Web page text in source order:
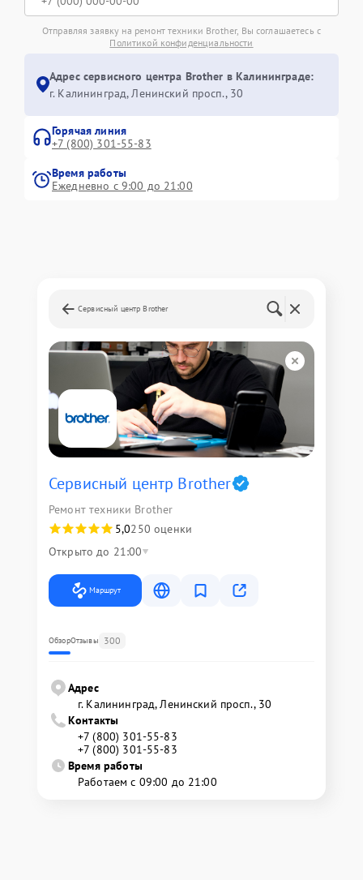
Отправляя заявку на ремонт техники Brother, Вы соглашаетесь с
Политикой конфиденциальности
Адрес сервисного центра Brother в Калининграде:
г. Калининград, Ленинский просп., 30
Горячая линия
+7 (800) 301-55-83
Время работы
Ежедневно с 9:00 до 21:00
Сервисный центр Brother
Сервисный центр Brother
Ремонт техники Brother
5,0250 оценки
Открыто до 21:00
Маршрут
ОбзорОтзывы 300
Адрес
г. Калининград, Ленинский просп., 30
Контакты
+7 (800) 301-55-83
+7 (800) 301-55-83
Время работы
Работаем с 09:00 до 21:00